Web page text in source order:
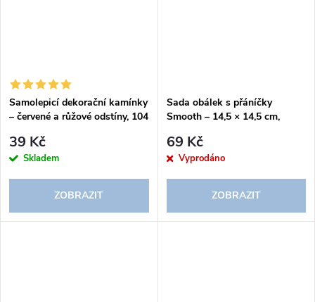
Samolepicí dekorační kamínky
– červené a růžové odstíny, 104
39 Kč
Skladem
ZOBRAZIT
Sada obálek s přáníčky
Smooth – 14,5 × 14,5 cm,
69 Kč
Vyprodáno
ZOBRAZIT